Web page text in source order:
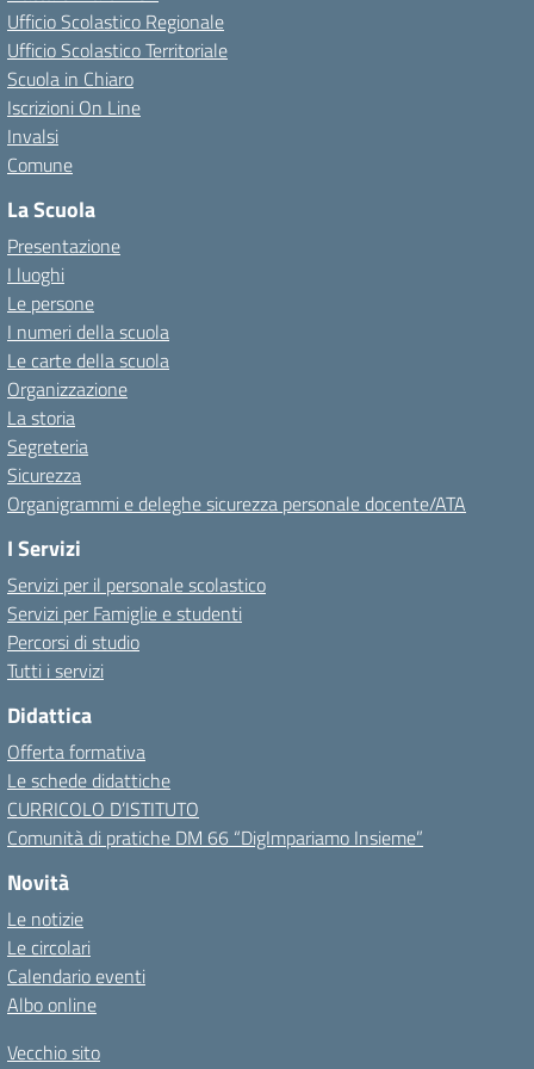
Ufficio Scolastico Regionale
Ufficio Scolastico Territoriale
Scuola in Chiaro
Iscrizioni On Line
Invalsi
Comune
La Scuola
Presentazione
I luoghi
Le persone
I numeri della scuola
Le carte della scuola
Organizzazione
La storia
Segreteria
Sicurezza
Organigrammi e deleghe sicurezza personale docente/ATA
I Servizi
Servizi per il personale scolastico
Servizi per Famiglie e studenti
Percorsi di studio
Tutti i servizi
Didattica
Offerta formativa
Le schede didattiche
CURRICOLO D’ISTITUTO
Comunità di pratiche DM 66 “DigImpariamo Insieme”
Novità
Le notizie
Le circolari
Calendario eventi
Albo online
Vecchio sito